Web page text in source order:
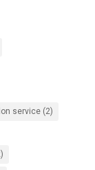
service(2)